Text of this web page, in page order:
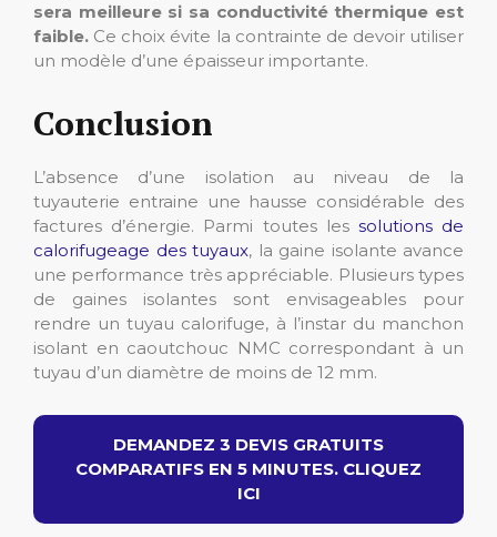
sera meilleure si sa conductivité thermique est
faible. Ce choix évite la contrainte de devoir utiliser
un modèle d’une épaisseur importante.
Conclusion
L’absence d’une isolation au niveau de la
tuyauterie entraine une hausse considérable des
factures d’énergie. Parmi toutes les solutions de
calorifugeage des tuyaux, la gaine isolante avance
une performance très appréciable. Plusieurs types
de gaines isolantes sont envisageables pour
rendre un tuyau calorifuge, à l’instar du manchon
isolant en caoutchouc NMC correspondant à un
tuyau d’un diamètre de moins de 12 mm.
DEMANDEZ 3 DEVIS GRATUITS
COMPARATIFS EN 5 MINUTES. CLIQUEZ
ICI